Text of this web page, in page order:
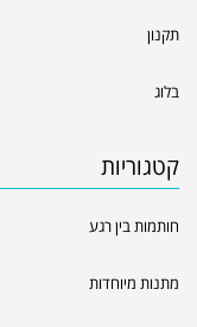
תקנון
בלוג
קטגוריות
חותמות בין רגע
מתנות מיוחדות